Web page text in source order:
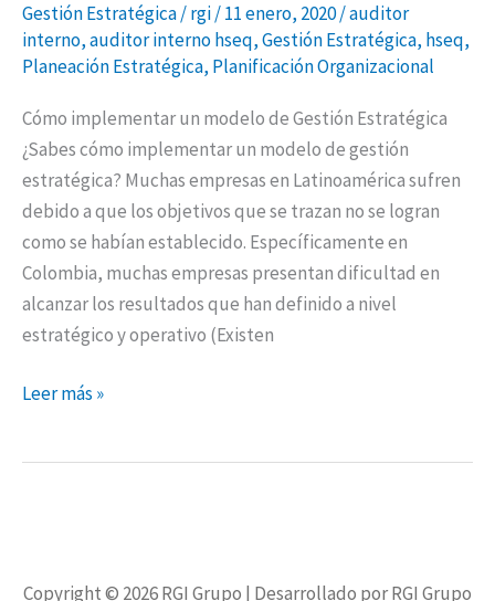
Gestión Estratégica/rgi/11 enero, 2020/auditor
interno,auditor interno hseq,Gestión Estratégica, hseq,
Planeación Estratégica, Planificación Organizacional
Cómo implementar un modelo de Gestión Estratégica
¿Sabes cómo implementar un modelo de gestión
estratégica? Muchas empresas en Latinoamérica sufren
debido a que los objetivos que se trazan no se logran
como se habían establecido. Específicamente en
Colombia, muchas empresas presentan dificultad en
alcanzar los resultados que han definido a nivel
estratégico y operativo (Existen
Leer más »
Copyright © 2026RGI Grupo | Desarrollado por RGI Grupo